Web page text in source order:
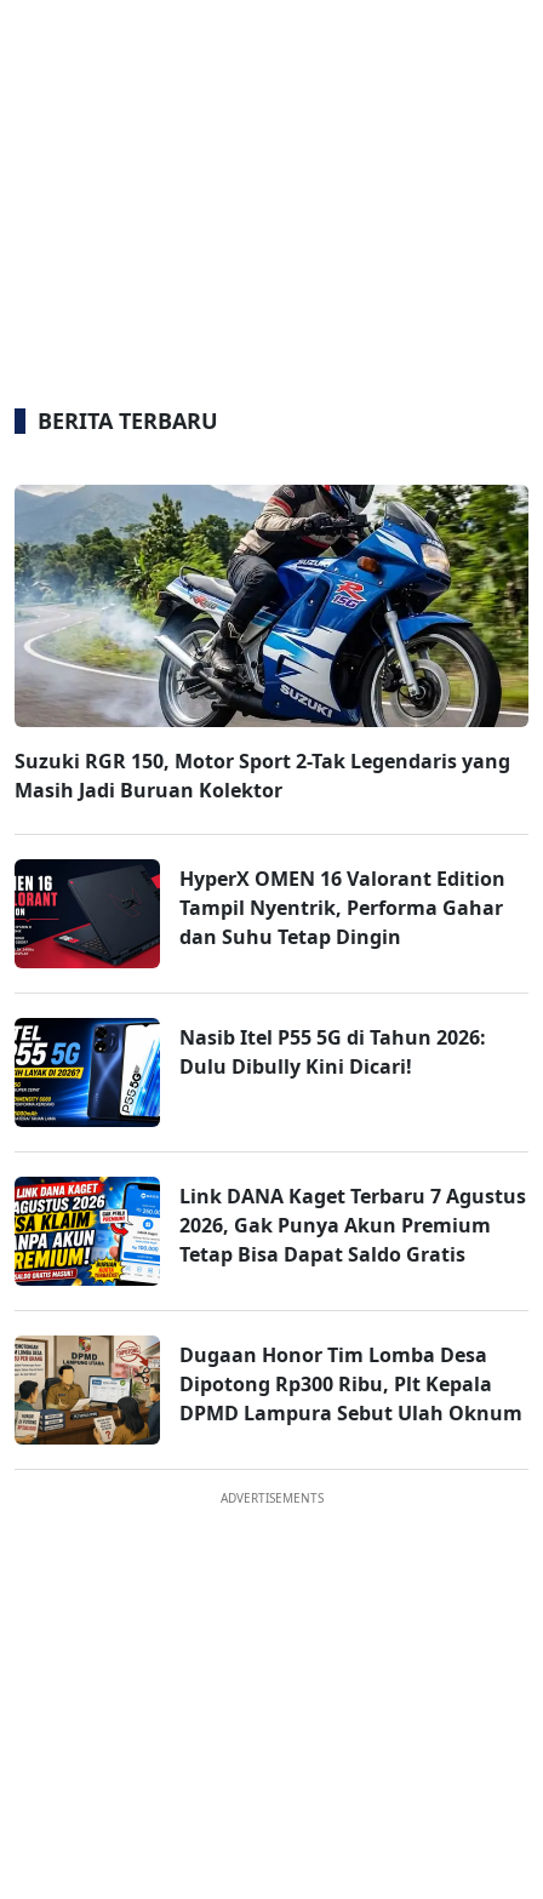
BERITA TERBARU
Suzuki RGR 150, Motor Sport 2-Tak Legendaris yang
Masih Jadi Buruan Kolektor
HyperX OMEN 16 Valorant Edition
Tampil Nyentrik, Performa Gahar
dan Suhu Tetap Dingin
Nasib Itel P55 5G di Tahun 2026:
Dulu Dibully Kini Dicari!
Link DANA Kaget Terbaru 7 Agustus
2026, Gak Punya Akun Premium
Tetap Bisa Dapat Saldo Gratis
Dugaan Honor Tim Lomba Desa
Dipotong Rp300 Ribu, Plt Kepala
DPMD Lampura Sebut Ulah Oknum
ADVERTISEMENTS